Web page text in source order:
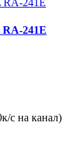
241E
с на канал)